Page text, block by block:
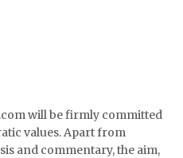
will be firmly committed
values. Apart from
and commentary, the aim,